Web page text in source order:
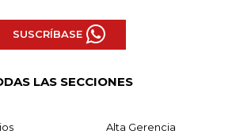
SUSCRÍBASE
LAS SECCIONES
Alta Gerencia